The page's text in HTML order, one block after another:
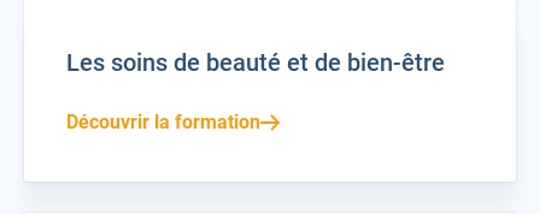
Les soins de beauté et de bien-être
Découvrir la formation